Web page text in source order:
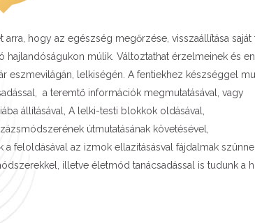
hogy az egészség megőrzése, visszaállítása saját
múlik. Változtathat érzelmeinek és
lelkiségén. A fentiekhez készséggel
a teremtő információk megmutatásával, vagy
állításával, A lelki-testi blokkok oldásával,
útmutatásának követésével,
feloldásával az izmok ellazításásval fájdalmak
illetve életmód tanácsadással is tudunk a